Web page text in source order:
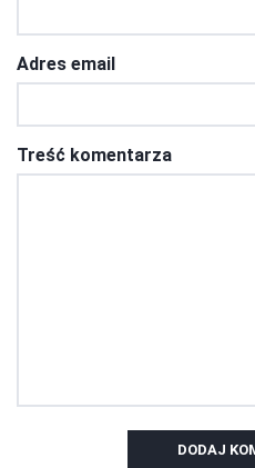
Adres email
Treść komentarza
DODAJ